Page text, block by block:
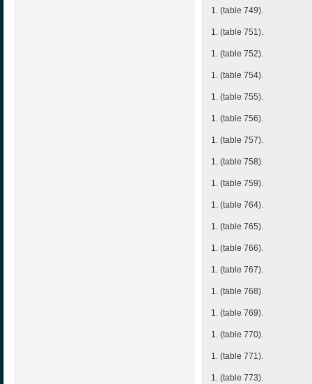
1. (table 749).
1. (table 751).
1. (table 752).
1. (table 754).
1. (table 755).
1. (table 756).
1. (table 757).
1. (table 758).
1. (table 759).
1. (table 764).
1. (table 765).
1. (table 766).
1. (table 767).
1. (table 768).
1. (table 769).
1. (table 770).
1. (table 771).
1. (table 773).